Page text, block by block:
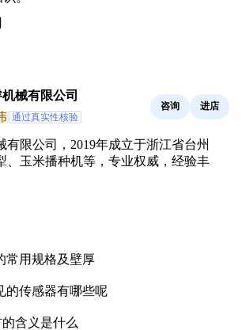
械有限公司
通过真实性核验
咨询 进店
有限公司，2019年成立于浙江省台州
、玉米播种机等，专业权威，经验丰
常用规格及壁厚
的传感器有哪些呢
的含义是什么